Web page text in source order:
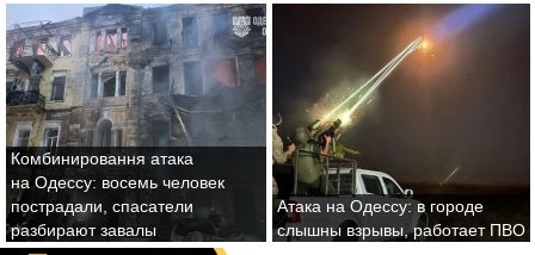
Комбинировання атака
на Одессу: восемь человек
пострадали, спасатели
разбирают завалы
Атака на Одессу: в городе
слышны взрывы, работает ПВО